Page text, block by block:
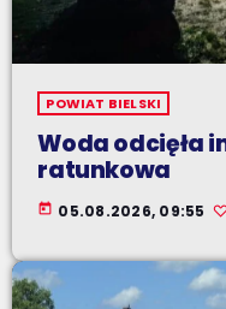
POWIAT BIELSKI
Woda odcięła
ratunkowa
today 05.08.2026, 09:55